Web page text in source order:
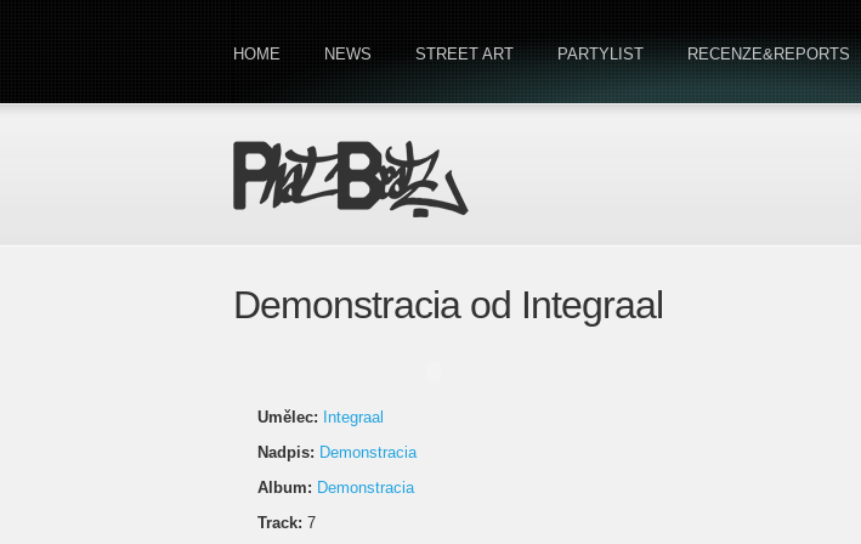
HOME NEWS STREET ART PARTYLIST RECENZE&REPORTS
Demonstracia od Integraal
Umělec: Integraal
Nadpis: Demonstracia
Album: Demonstracia
Track: 7